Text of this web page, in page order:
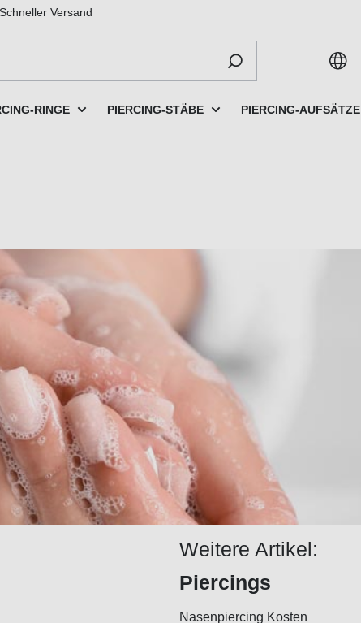
Schneller Versand
RINGE PIERCING-STÄBE PIERCING-AUFSÄTZE
Weitere Artikel:
Piercings
Nasenpiercing Kosten